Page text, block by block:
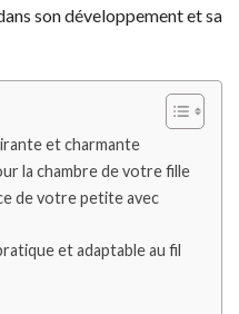
son développement et sa
et charmante
la chambre de votre fille
de votre petite avec
et adaptable au fil